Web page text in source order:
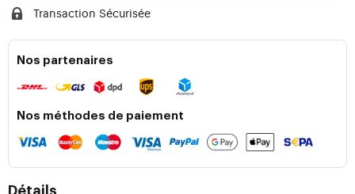
Transaction Sécurisée
Nos partenaires
Nos méthodes de paiement